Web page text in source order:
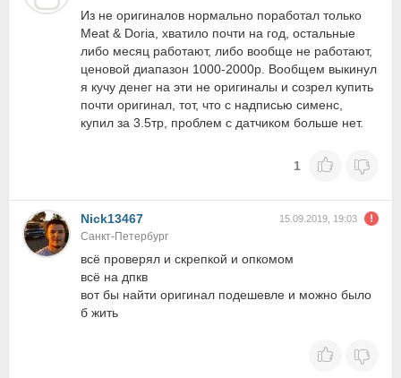
Из не оригиналов нормально поработал только
Meat & Doria, хватило почти на год, остальные
либо месяц работают, либо вообще не работают,
ценовой диапазон 1000-2000р. Вообщем выкинул
я кучу денег на эти не оригиналы и созрел купить
почти оригинал, тот, что с надписью сименс,
купил за 3.5тр, проблем с датчиком больше нет.
1
Nick13467 15.09.2019, 19:03
Санкт-Петербург
всё проверял и скрепкой и опкомом
всё на дпкв
вот бы найти оригинал подешевле и можно было
б жить